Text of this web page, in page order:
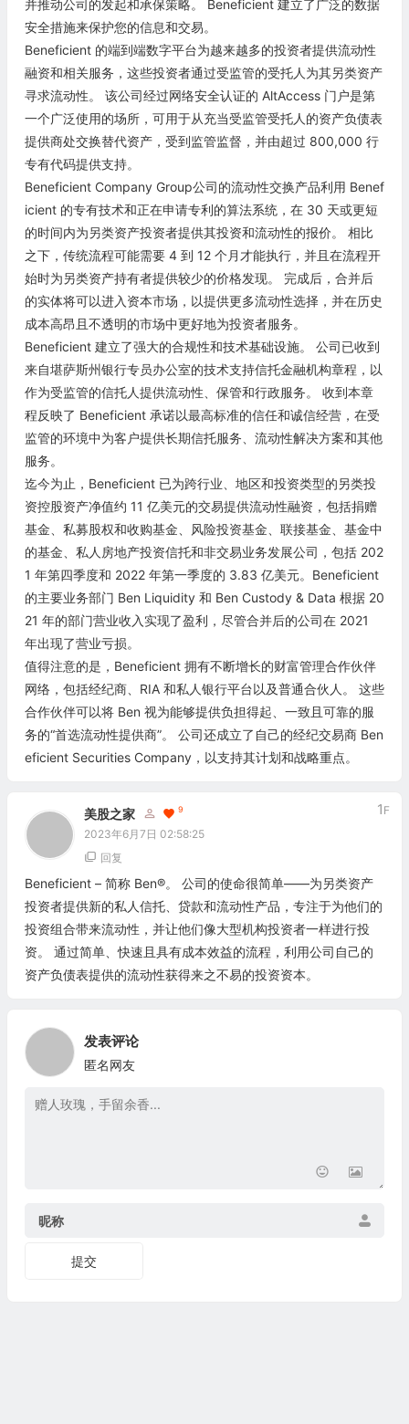
并推动公司的发起和承保策略。 Beneficient 建立了广泛的数据
安全措施来保护您的信息和交易。
Beneficient 的端到端数字平台为越来越多的投资者提供流动性
融资和相关服务，这些投资者通过受监管的受托人为其另类资产
寻求流动性。 该公司经过网络安全认证的 AltAccess 门户是第
一个广泛使用的场所，可用于从充当受监管受托人的资产负债表
提供商处交换替代资产，受到监管监督，并由超过 800,000 行
专有代码提供支持。
Beneficient Company Group公司的流动性交换产品利用 Benef
icient 的专有技术和正在申请专利的算法系统，在 30 天或更短
的时间内为另类资产投资者提供其投资和流动性的报价。 相比
之下，传统流程可能需要 4 到 12 个月才能执行，并且在流程开
始时为另类资产持有者提供较少的价格发现。 完成后，合并后
的实体将可以进入资本市场，以提供更多流动性选择，并在历史
成本高昂且不透明的市场中更好地为投资者服务。
Beneficient 建立了强大的合规性和技术基础设施。 公司已收到
来自堪萨斯州银行专员办公室的技术支持信托金融机构章程，以
作为受监管的信托人提供流动性、保管和行政服务。 收到本章
程反映了 Beneficient 承诺以最高标准的信任和诚信经营，在受
监管的环境中为客户提供长期信托服务、流动性解决方案和其他
服务。
迄今为止，Beneficient 已为跨行业、地区和投资类型的另类投
资控股资产净值约 11 亿美元的交易提供流动性融资，包括捐赠
基金、私募股权和收购基金、风险投资基金、联接基金、基金中
的基金、私人房地产投资信托和非交易业务发展公司，包括 202
1 年第四季度和 2022 年第一季度的 3.83 亿美元。Beneficient
的主要业务部门 Ben Liquidity 和 Ben Custody & Data 根据 20
21 年的部门营业收入实现了盈利，尽管合并后的公司在 2021
年出现了营业亏损。
值得注意的是，Beneficient 拥有不断增长的财富管理合作伙伴
网络，包括经纪商、RIA 和私人银行平台以及普通合伙人。 这些
合作伙伴可以将 Ben 视为能够提供负担得起、一致且可靠的服
务的“首选流动性提供商”。 公司还成立了自己的经纪交易商 Ben
eficient Securities Company，以支持其计划和战略重点。
美股之家 9
2023年6月7日 02:58:25
1 F
回复
Beneficient – 简称 Ben®️。 公司的使命很简单——为另类资产
投资者提供新的私人信托、贷款和流动性产品，专注于为他们的
投资组合带来流动性，并让他们像大型机构投资者一样进行投
资。 通过简单、快速且具有成本效益的流程，利用公司自己的
资产负债表提供的流动性获得来之不易的投资资本。
发表评论
匿名网友
昵称